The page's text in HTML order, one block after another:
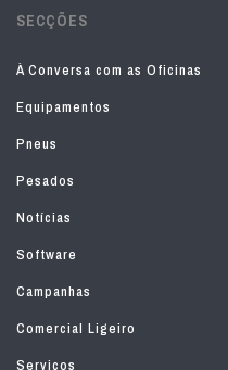
SECÇÕES
À Conversa com as Oficinas
Equipamentos
Pneus
Pesados
Notícias
Software
Campanhas
Comercial Ligeiro
Serviços